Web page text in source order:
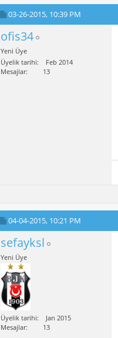
03-26-2015, 10:39 PM
ofis34
Yeni Üye
Üyelik tarihi
Feb 2014
Mesajlar
13
04-04-2015, 10:21 PM
sefayksl
Yeni Üye
Üyelik tarihi
Jan 2015
Mesajlar
13